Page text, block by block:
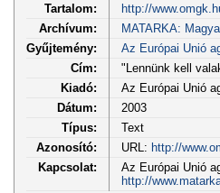
Tartalom:
http://
Archívum:
MATARKA:
Gyűjtemény:
Az Európai Unió
Cím:
"Lennünk kell
Kiadó:
Az Európai Unió
Dátum:
2003
Típus:
Text
Azonosító:
URL: http://
Kapcsolat:
Az Európai Unió
http://